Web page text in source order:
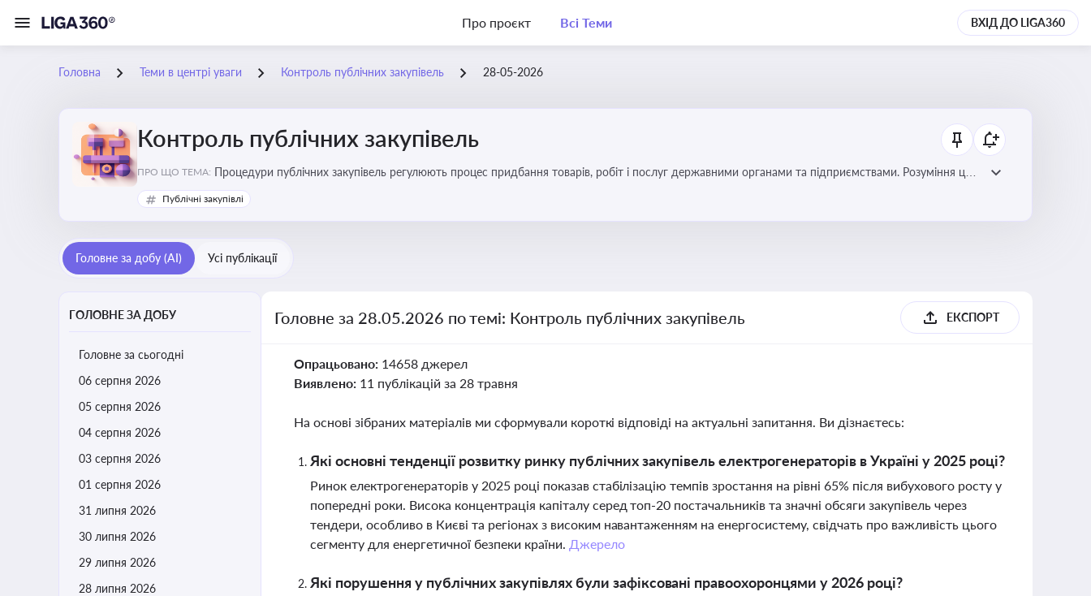
Про проєкт Всі Теми ВХІД ДО LIGA360
Головна Теми в центрі уваги Контроль публічних закупівель 28-05-2026
Контроль публічних закупівель
ПРО ЩО ТЕМА: Процедури публічних закупівель регулюють процес придбання товарів, робіт і послуг державними органами та підприємствами. Розуміння цих
процедур дозволяє бізнесу брати участь у тендерах, а юристам і бухгалтерам — забезпечити відповідність законодавству
Публічні закупівлі
Головне за добу (AI) Усі публікації
ГОЛОВНЕ ЗА ДОБУ
Головне за сьогодні
06 серпня 2026
05 серпня 2026
04 серпня 2026
03 серпня 2026
01 серпня 2026
31 липня 2026
30 липня 2026
29 липня 2026
28 липня 2026
Головне за 28.05.2026 по темі: Контроль публічних закупівель ЕКСПОРТ
Опрацьовано: 14658 джерел
Виявлено: 11 публікацій за 28 травня
На основі зібраних матеріалів ми сформували короткі відповіді на актуальні запитання. Ви дізнаєтесь:
Які основні тенденції розвитку ринку публічних закупівель електрогенераторів в Україні у 2025 році?
Ринок електрогенераторів у 2025 році показав стабілізацію темпів зростання на рівні 65% після вибухового росту у
попередні роки. Висока концентрація капіталу серед топ-20 постачальників та значні обсяги закупівель через
тендери, особливо в Києві та регіонах з високим навантаженням на енергосистему, свідчать про важливість цього
сегменту для енергетичної безпеки країни. Джерело
Які порушення у публічних закупівлях були зафіксовані правоохоронцями у 2026 році?